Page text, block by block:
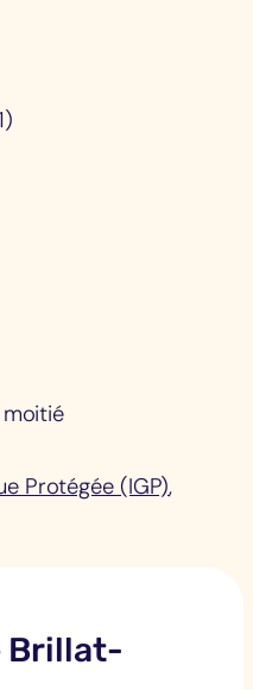
moitié
Protégée (IGP),
Brillat-